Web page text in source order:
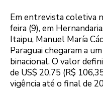
Em entrevista coletiva
feira (9), em
Itaipu, Manuel María
Paraguai chegaram a
binacional. O valor
de US$ 20,75 (R$
vigência até o final de